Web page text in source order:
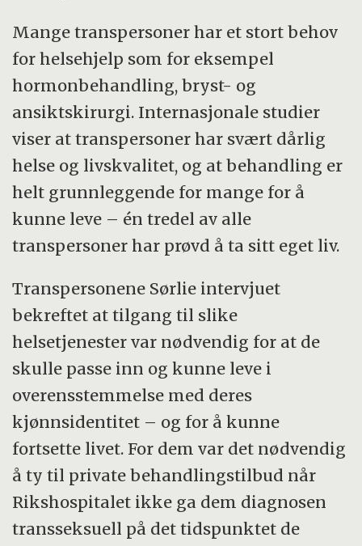
Mange transpersoner har et stort behov
for helsehjelp som for eksempel
hormonbehandling, bryst- og
ansiktskirurgi. Internasjonale studier
viser at transpersoner har svært dårlig
helse og livskvalitet, og at behandling er
helt grunnleggende for mange for å
kunne leve – én tredel av alle
transpersoner har prøvd å ta sitt eget liv.
Transpersonene Sørlie intervjuet
bekreftet at tilgang til slike
helsetjenester var nødvendig for at de
skulle passe inn og kunne leve i
overensstemmelse med deres
kjønnsidentitet – og for å kunne
fortsette livet. For dem var det nødvendig
å ty til private behandlingstilbud når
Rikshospitalet ikke ga dem diagnosen
transseksuell på det tidspunktet de